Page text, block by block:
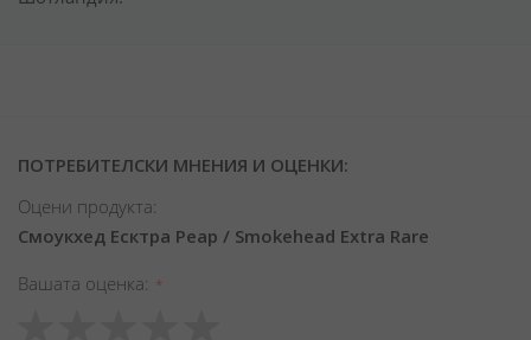
ПОТРЕБИТЕЛСКИ МНЕНИЯ И ОЦЕНКИ:
Оцени продукта:
Смоукхед Есктра Реар / Smokehead Extra Rare
Вашата оценка